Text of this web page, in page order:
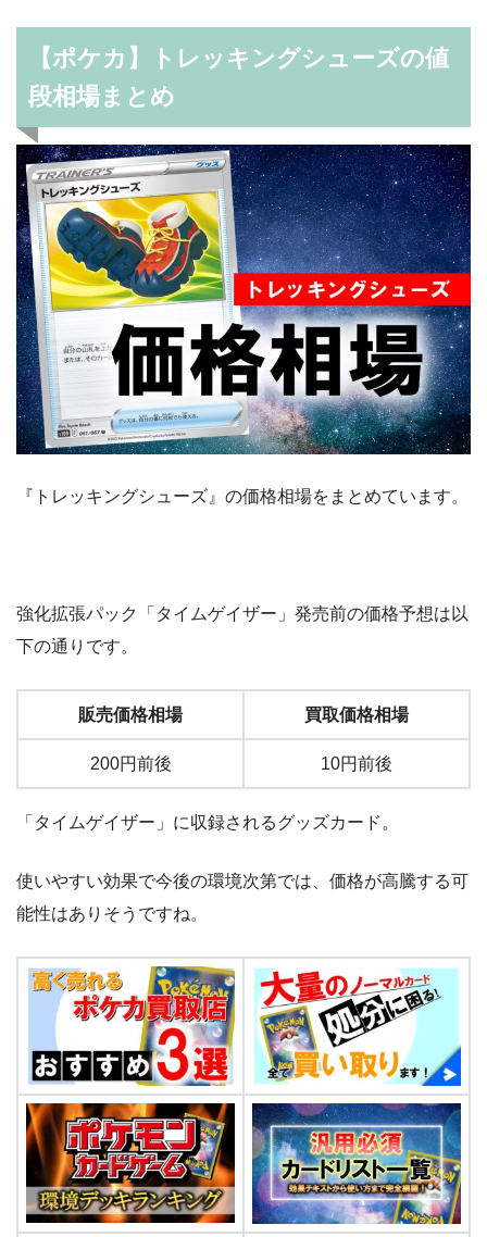
【ポケカ】トレッキングシューズの値
段相場まとめ
『トレッキングシューズ』の価格相場をまとめています。
強化拡張パック「タイムゲイザー」発売前の価格予想は以
下の通りです。
販売価格相場 買取価格相場
200円前後 10円前後
「タイムゲイザー」に収録されるグッズカード。
使いやすい効果で今後の環境次第では、価格が高騰する可
能性はありそうですね。